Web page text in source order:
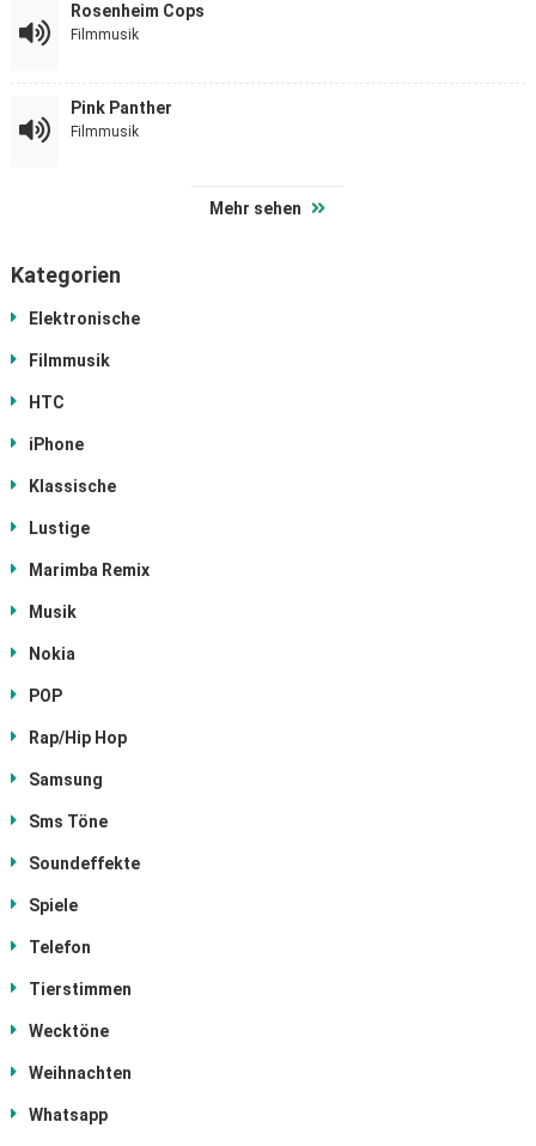
Rosenheim Cops
Filmmusik
Pink Panther
Filmmusik
Mehr sehen
Kategorien
Elektronische
Filmmusik
HTC
iPhone
Klassische
Lustige
Marimba Remix
Musik
Nokia
POP
Rap/Hip Hop
Samsung
Sms Töne
Soundeffekte
Spiele
Telefon
Tierstimmen
Wecktöne
Weihnachten
Whatsapp